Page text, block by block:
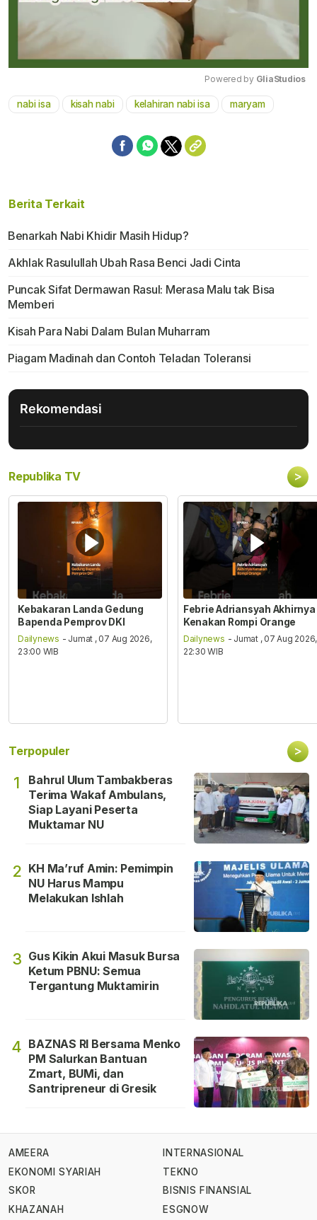
Mute
Powered by GliaStudios
nabi isa kisah nabi kelahiran nabi isa maryam
Berita Terkait
Benarkah Nabi Khidir Masih Hidup?
Akhlak Rasulullah Ubah Rasa Benci Jadi Cinta
Puncak Sifat Dermawan Rasul: Merasa Malu tak Bisa
Memberi
Kisah Para Nabi Dalam Bulan Muharram
Piagam Madinah dan Contoh Teladan Toleransi
Rekomendasi
Republika TV >
Kebakaran Landa Gedung
Bapenda Pemprov DKI
Dailynews - Jumat , 07 Aug 2026,
23:00 WIB
Febrie Adriansyah Akhirnya
Kenakan Rompi Orange
Dailynews - Jumat , 07 Aug 2026,
22:30 WIB
Terpopuler >
1
Bahrul Ulum Tambakberas
Terima Wakaf Ambulans,
Siap Layani Peserta
Muktamar NU
2 KH Ma’ruf Amin: Pemimpin
NU Harus Mampu
Melakukan Ishlah
3 Gus Kikin Akui Masuk Bursa
Ketum PBNU: Semua
Tergantung Muktamirin
4 BAZNAS RI Bersama Menko
PM Salurkan Bantuan
Zmart, BUMi, dan
Santripreneur di Gresik
AMEERA
EKONOMI SYARIAH
SKOR
KHAZANAH
INTERNASIONAL
TEKNO
BISNIS FINANSIAL
ESGNOW